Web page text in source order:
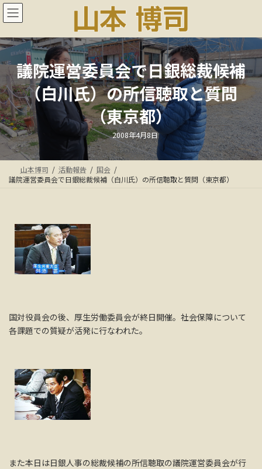
コ
ン
ン
ツ
へ
ス
キ
ッ
プ
ナ
ビ
ー
シ
ョ
ン
に
移
動
議院運営委員会で日銀総裁候補
（白川氏）の所信聴取と質問
（東京都）
最
終
更
新
日
時
:
2008年4月8日
山本博司 活動報告
国会
議院運営委員会で日銀総裁候補（白川氏）の所信聴取と質問（東京都）
国対役員会の後、厚生労働委員会が終日開催。社会保障について
各課題での質疑が活発に行なわれた。
また本日は日銀人事の総裁候補の所信聴取の議院運営委員会が行